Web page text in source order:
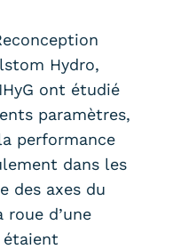
Hydro,
ont étudié
paramètres,
performance
dans les
des axes du
d’une
étaient